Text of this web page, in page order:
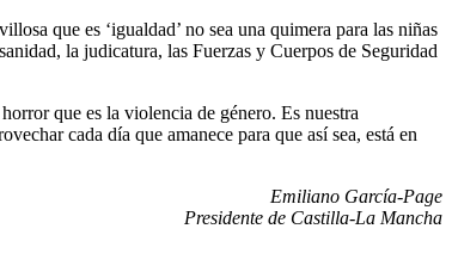
que es ‘igualdad’ no sea una quimera para las niñas
la judicatura, las Fuerzas y Cuerpos de Seguridad
que es la violencia de género. Es nuestra
cada día que amanece para que así sea, está en
Emiliano García-Page
Presidente de Castilla-La Mancha